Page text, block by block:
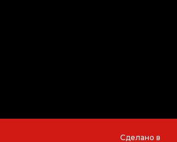
Сделано в